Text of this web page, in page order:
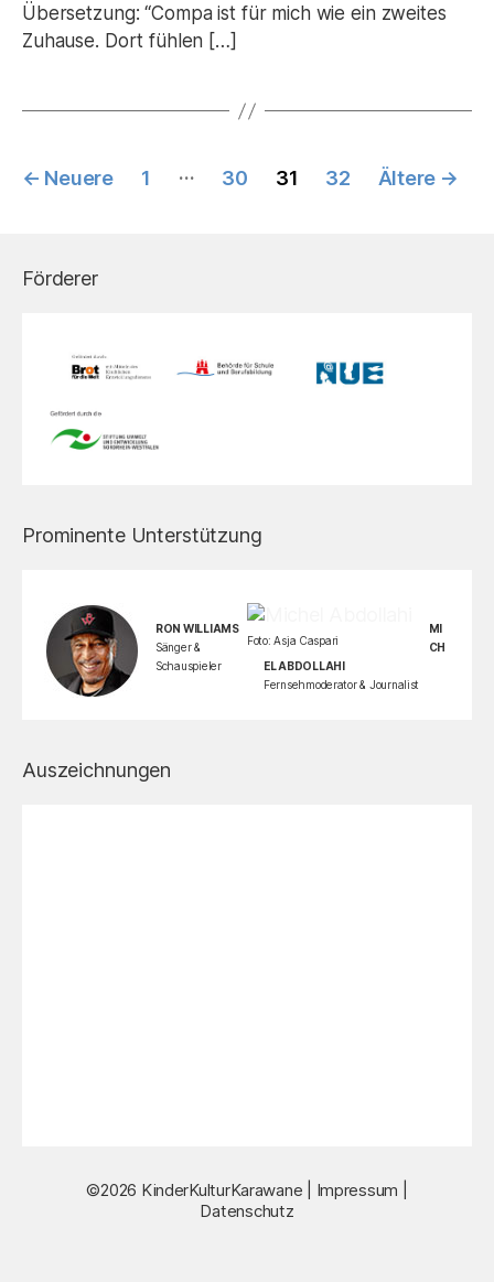
Übersetzung: “Compa ist für mich wie ein zweites
Zuhause. Dort fühlen […]
Seitennummerierung
← Neuere 1 … 30 31 32 Ältere →
Förderer
Prominente Unterstützung
RON WILLIAMS
Sänger &
Schauspieler
Foto: Asja Caspari
MI
CH
EL ABDOLLAHI
Fernsehmoderator & Journalist
Auszeichnungen
©2026 KinderKulturKarawane | Impressum
Datenschutz